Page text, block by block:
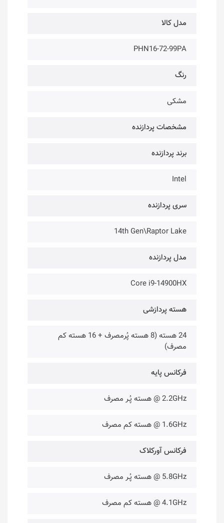
مدل کالا
PHN16-72-99PA
رنگ
مشکی
مشخصات پردازنده
برند پردازنده
Intel
سری پردازنده
14th Gen\Raptor Lake
مدل پردازنده
Core i9-14900HX
هسته پردازشی
24 هسته (8 هسته پُرمصرف + 16 هسته کم
مصرف)
فرکانس پایه
2.2GHz @ هسته پُـر مصرف
1.6GHz @ هسته کم مصرف
فرکانس آورکلاک
5.8GHz @ هسته پُـر مصرف
4.1GHz @ هسته کم مصرف